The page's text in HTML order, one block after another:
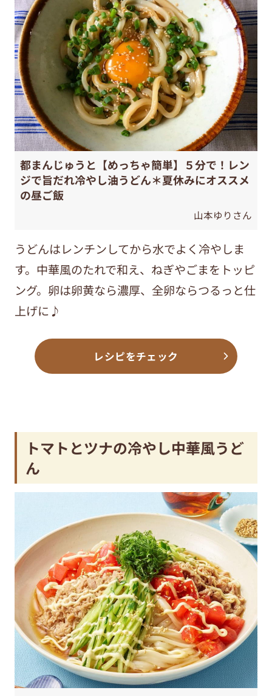
都まんじゅうと【めっちゃ簡単】５分で！レン
ジで旨だれ冷やし油うどん＊夏休みにオススメ
の昼ご飯
山本ゆりさん
うどんはレンチンしてから水でよく冷やしま
す。中華風のたれで和え、ねぎやごまをトッピ
ング。卵は卵黄なら濃厚、全卵ならつるっと仕
上げに♪
レシピをチェック
トマトとツナの冷やし中華風うど
ん